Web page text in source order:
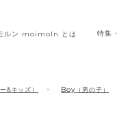
ルン moimoln とは 特集・
&キッズ） Boy （男の子）